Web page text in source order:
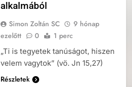
alkalmából
Simon Zoltán SC
9 hónap
ezelőtt
0 1 perc
„Ti is tegyetek tanúságot, hiszen
velem vagytok” (vö. Jn 15,27)
Részletek